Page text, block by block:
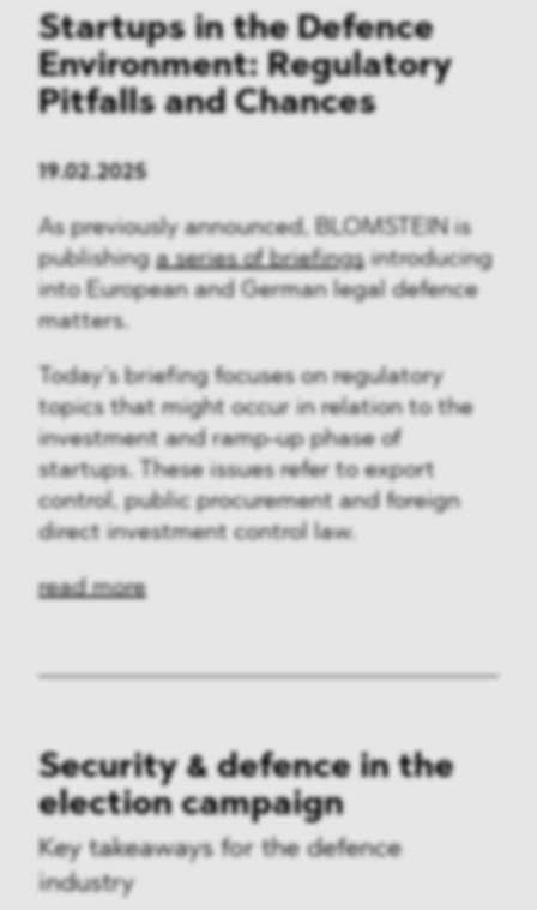
Startups in the Defence
Environment: Regulatory
Pitfalls and Chances
19.02.2025
As previously announced, BLOMSTEIN is
publishinga series of briefingsintroducing
into European and German legal defence
matters.
Today’s briefing focuses on regulatory
topics that might occur in relation to the
investment and ramp-up phase of
startups. These issues refer to export
control, public procurement and foreign
direct investment control law.
read more
Security & defence in the
election campaign
Key takeaways for the defence
industry